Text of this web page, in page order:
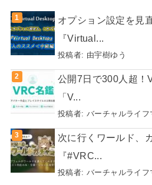
オプション設定を見
『Virtual...
投稿者: 由宇樹ゆう
公開7日で300人超！
「V...
投稿者: バーチャルライ
次に行くワールド、
『#VRC...
投稿者: バーチャルライ